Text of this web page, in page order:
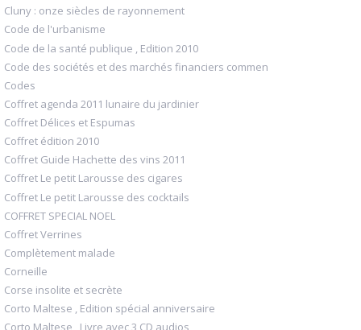
Cluny : onze siècles de rayonnement
Code de l'urbanisme
Code de la santé publique , Edition 2010
Code des sociétés et des marchés financiers commen
Codes
Coffret agenda 2011 lunaire du jardinier
Coffret Délices et Espumas
Coffret édition 2010
Coffret Guide Hachette des vins 2011
Coffret Le petit Larousse des cigares
Coffret Le petit Larousse des cocktails
COFFRET SPECIAL NOEL
Coffret Verrines
Complètement malade
Corneille
Corse insolite et secrète
Corto Maltese , Edition spécial anniversaire